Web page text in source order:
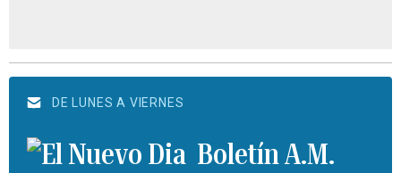
DE LUNES A VIERNES
Boletín A.M.